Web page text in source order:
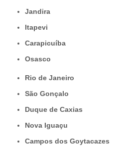
Jandira
Itapevi
Carapicuíba
Osasco
Rio de Janeiro
São Gonçalo
Duque de Caxias
Nova Iguaçu
Campos dos Goytacazes